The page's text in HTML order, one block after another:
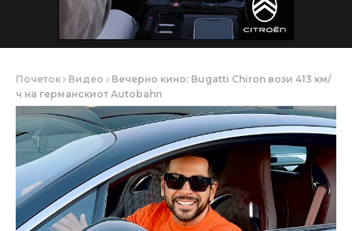
Почеток Видео
Вечерно кино: Bugatti Chiron вози 413 км/
ч на германскиот Autobahn